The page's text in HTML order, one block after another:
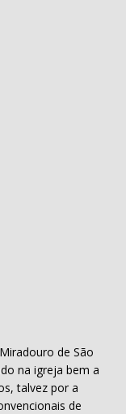
de São
na igreja bem a
talvez por a
de